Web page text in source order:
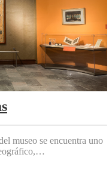
museo se encuentra uno